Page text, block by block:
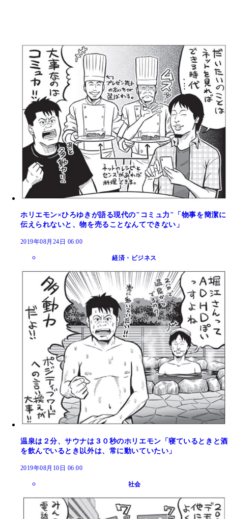
ホリエモン×ひろゆきが語る現代の"コミュ力"「物事を簡潔に
伝えられないと、物を売ることなんてできない」
2019年08月24日 06:00
経済・ビジネス
温泉は２分、サウナは３０秒のホリエモン「寝ているときと酒
を飲んでいるとき以外は、常に動いていたい」
2019年08月10日 06:00
社会